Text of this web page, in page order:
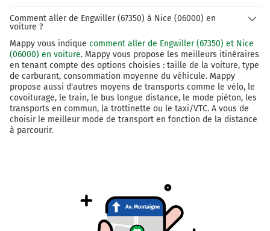
47
Chiasso
Gotthard
Luzern
Reiden
A2
A2
Interlaken
Luzern-Kriens
Comment aller de Engwiller (67350) à Nice (06000) en
voiture ?
Mappy vous indique comment aller de Engwiller (67350) et Nice
(06000) en voiture. Mappy vous propose les meilleurs itinéraires
en tenant compte des options choisies : taille de la voiture, type
de carburant, consommation moyenne du véhicule. Mappy
propose aussi d'autres moyens de transports comme le vélo, le
covoiturage, le train, le bus longue distance, le mode piéton, les
transports en commun, la trottinette ou le taxi/VTC. A vous de
choisir le meilleur mode de transport en fonction de la distance
à parcourir.